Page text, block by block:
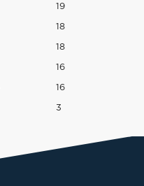
19
18
18
16
16
3